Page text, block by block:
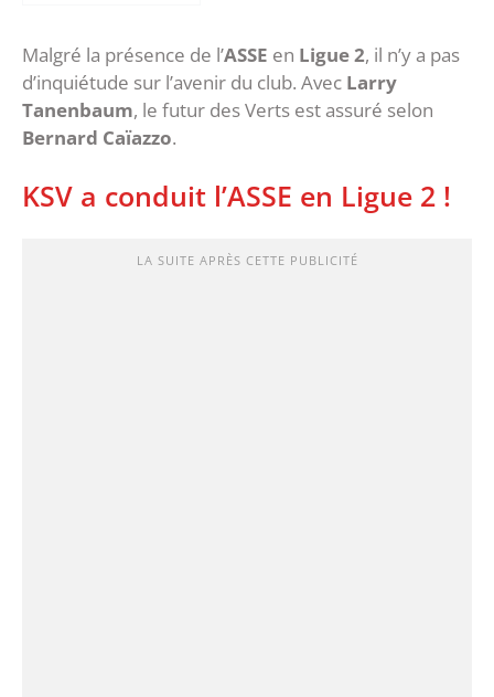
Malgré la présence de l’ASSE en Ligue 2, il n’y a pas
d’inquiétude sur l’avenir du club. Avec Larry
Tanenbaum, le futur des Verts est assuré selon
Bernard Caïazzo.
KSV a conduit l’ASSE en Ligue 2 !
LA SUITE APRÈS CETTE PUBLICITÉ